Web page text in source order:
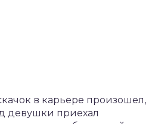
в карьере произошел,
девушки приехал